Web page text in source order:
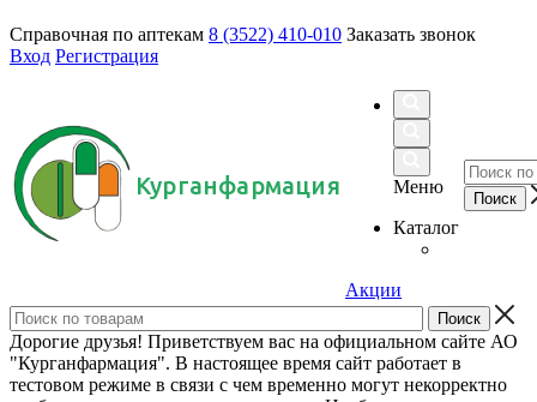
Справочная по аптекам 8 (3522) 410-010 Заказать звонок
Вход Регистрация
Курганфармация
Меню
Каталог
Акции
Дорогие друзья! Приветствуем вас на официальном сайте АО
"Курганфармация". В настоящее время сайт работает в
тестовом режиме в связи с чем временно могут некорректно